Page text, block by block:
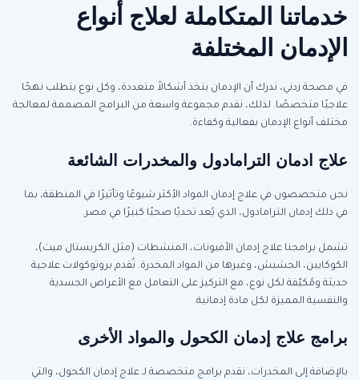
خدماتنا المتكاملة لعلاج أنواع
الإدمان المختلفة
في مصحة زدني، ندرك أن الإدمان يتخذ أشكالاً متعددة، وكل نوع يتطلب نهجًا
علاجيًا متخصصًا. لذلك، نقدم مجموعة واسعة من البرامج المصممة لمعالجة
مختلف أنواع الإدمان بفعالية وكفاءة.
علاج ادمان الترامادول والمخدرات الشائعة
نحن متخصصون في علاج إدمان المواد الأكثر شيوعًا وتأثيرًا في المنطقة، بما
في ذلك إدمان الترامادول، الذي يُعد تحديًا صحيًا كبيرًا في مصر.
تشمل برامجنا علاج إدمان الأفيونات، المنشطات (مثل الكريستال ميث)،
الكوكايين، الحشيش، وغيرها من المواد المخدرة. نُقدم بروتوكولات علاجية
حديثة ومُكيّفة لكل نوع، مع التركيز على التعامل مع الأعراض الجسدية
والنفسية المميزة لكل مادة إدمانية.
برامج علاج إدمان الكحول والمواد الأخرى
بالإضافة إلى المخدرات، نقدم برامج متخصصة لـ علاج إدمان الكحول، والتي